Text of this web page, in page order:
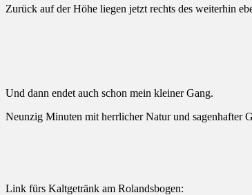
Zurück auf der Höhe liegen jetzt rechts des weiterhin
Und dann endet auch schon mein kleiner Gang.
Neunzig Minuten mit herrlicher Natur und sagenhafter
Link fürs Kaltgetränk am Rolandsbogen: